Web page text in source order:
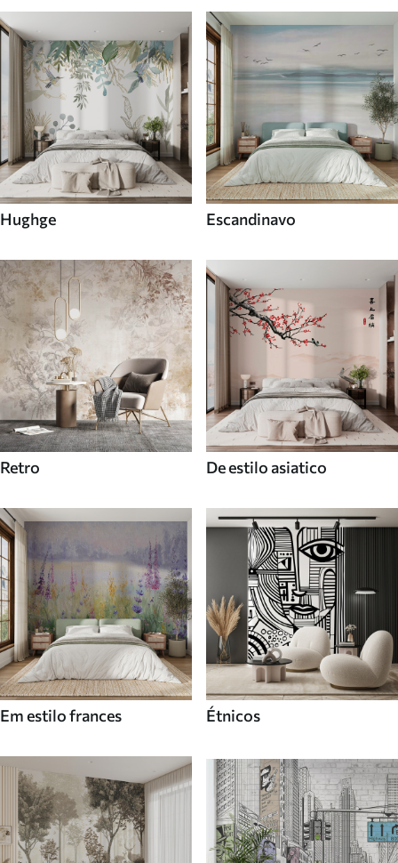
Hughge Escandinavo
Retro De estilo asiatico
Em estilo frances Étnicos